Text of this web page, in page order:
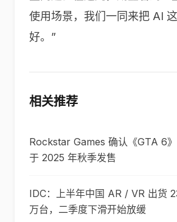
使用场景，我们一同来把 AI
好。”
相关推荐
Rockstar Games 确认《GTA 6
于 2025 年秋季发售
IDC：上半年中国 AR / VR 出货
万台，二季度下滑开始放缓